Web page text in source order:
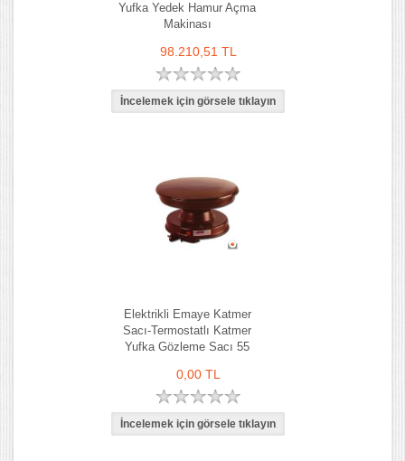
Yufka Yedek Hamur Açma
Makinası
98.210,51 TL
Elektrikli Emaye Katmer
Sacı-Termostatlı Katmer
Yufka Gözleme Sacı 55
0,00 TL